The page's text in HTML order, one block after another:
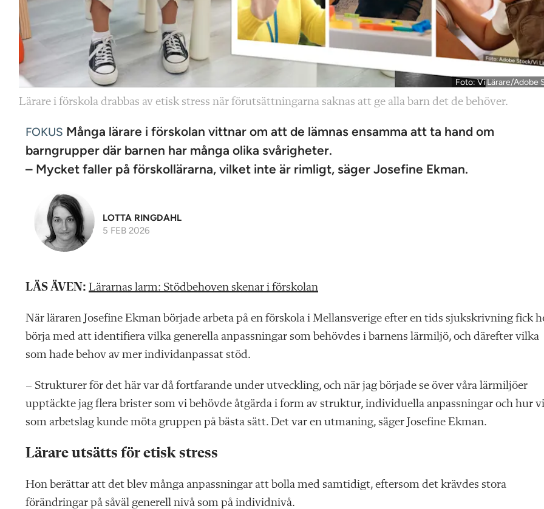
Foto: Vi Lärare/Adobe
Lärare i förskola drabbas av etisk stress när förutsättningarna saknas att ge alla barn det de behöver.
FOKUS Många lärare i förskolan vittnar om att de lämnas ensamma att ta hand om
barngrupper där barnen har många olika svårigheter.
– Mycket faller på förskollärarna, vilket inte är rimligt, säger Josefine Ekman.
LOTTA RINGDAHL
5 FEB 2026
LÄS ÄVEN: Lärarnas larm: Stödbehoven skenar i förskolan
När läraren Josefine Ekman började arbeta på en förskola i Mellansverige efter en tids sjukskrivning fick
börja med att identifiera vilka generella anpassningar som behövdes i barnens lärmiljö, och därefter vilka
som hade behov av mer individanpassat stöd.
– Strukturer för det här var då fortfarande under utveckling, och när jag började se över våra lärmiljöer
upptäckte jag flera brister som vi behövde åtgärda i form av struktur, individuella anpassningar och hur vi
som arbetslag kunde möta gruppen på bästa sätt. Det var en utmaning, säger Josefine Ekman.
Lärare utsätts för etisk stress
Hon berättar att det blev många anpassningar att bolla med samtidigt, eftersom det krävdes stora
förändringar på såväl generell nivå som på individnivå.